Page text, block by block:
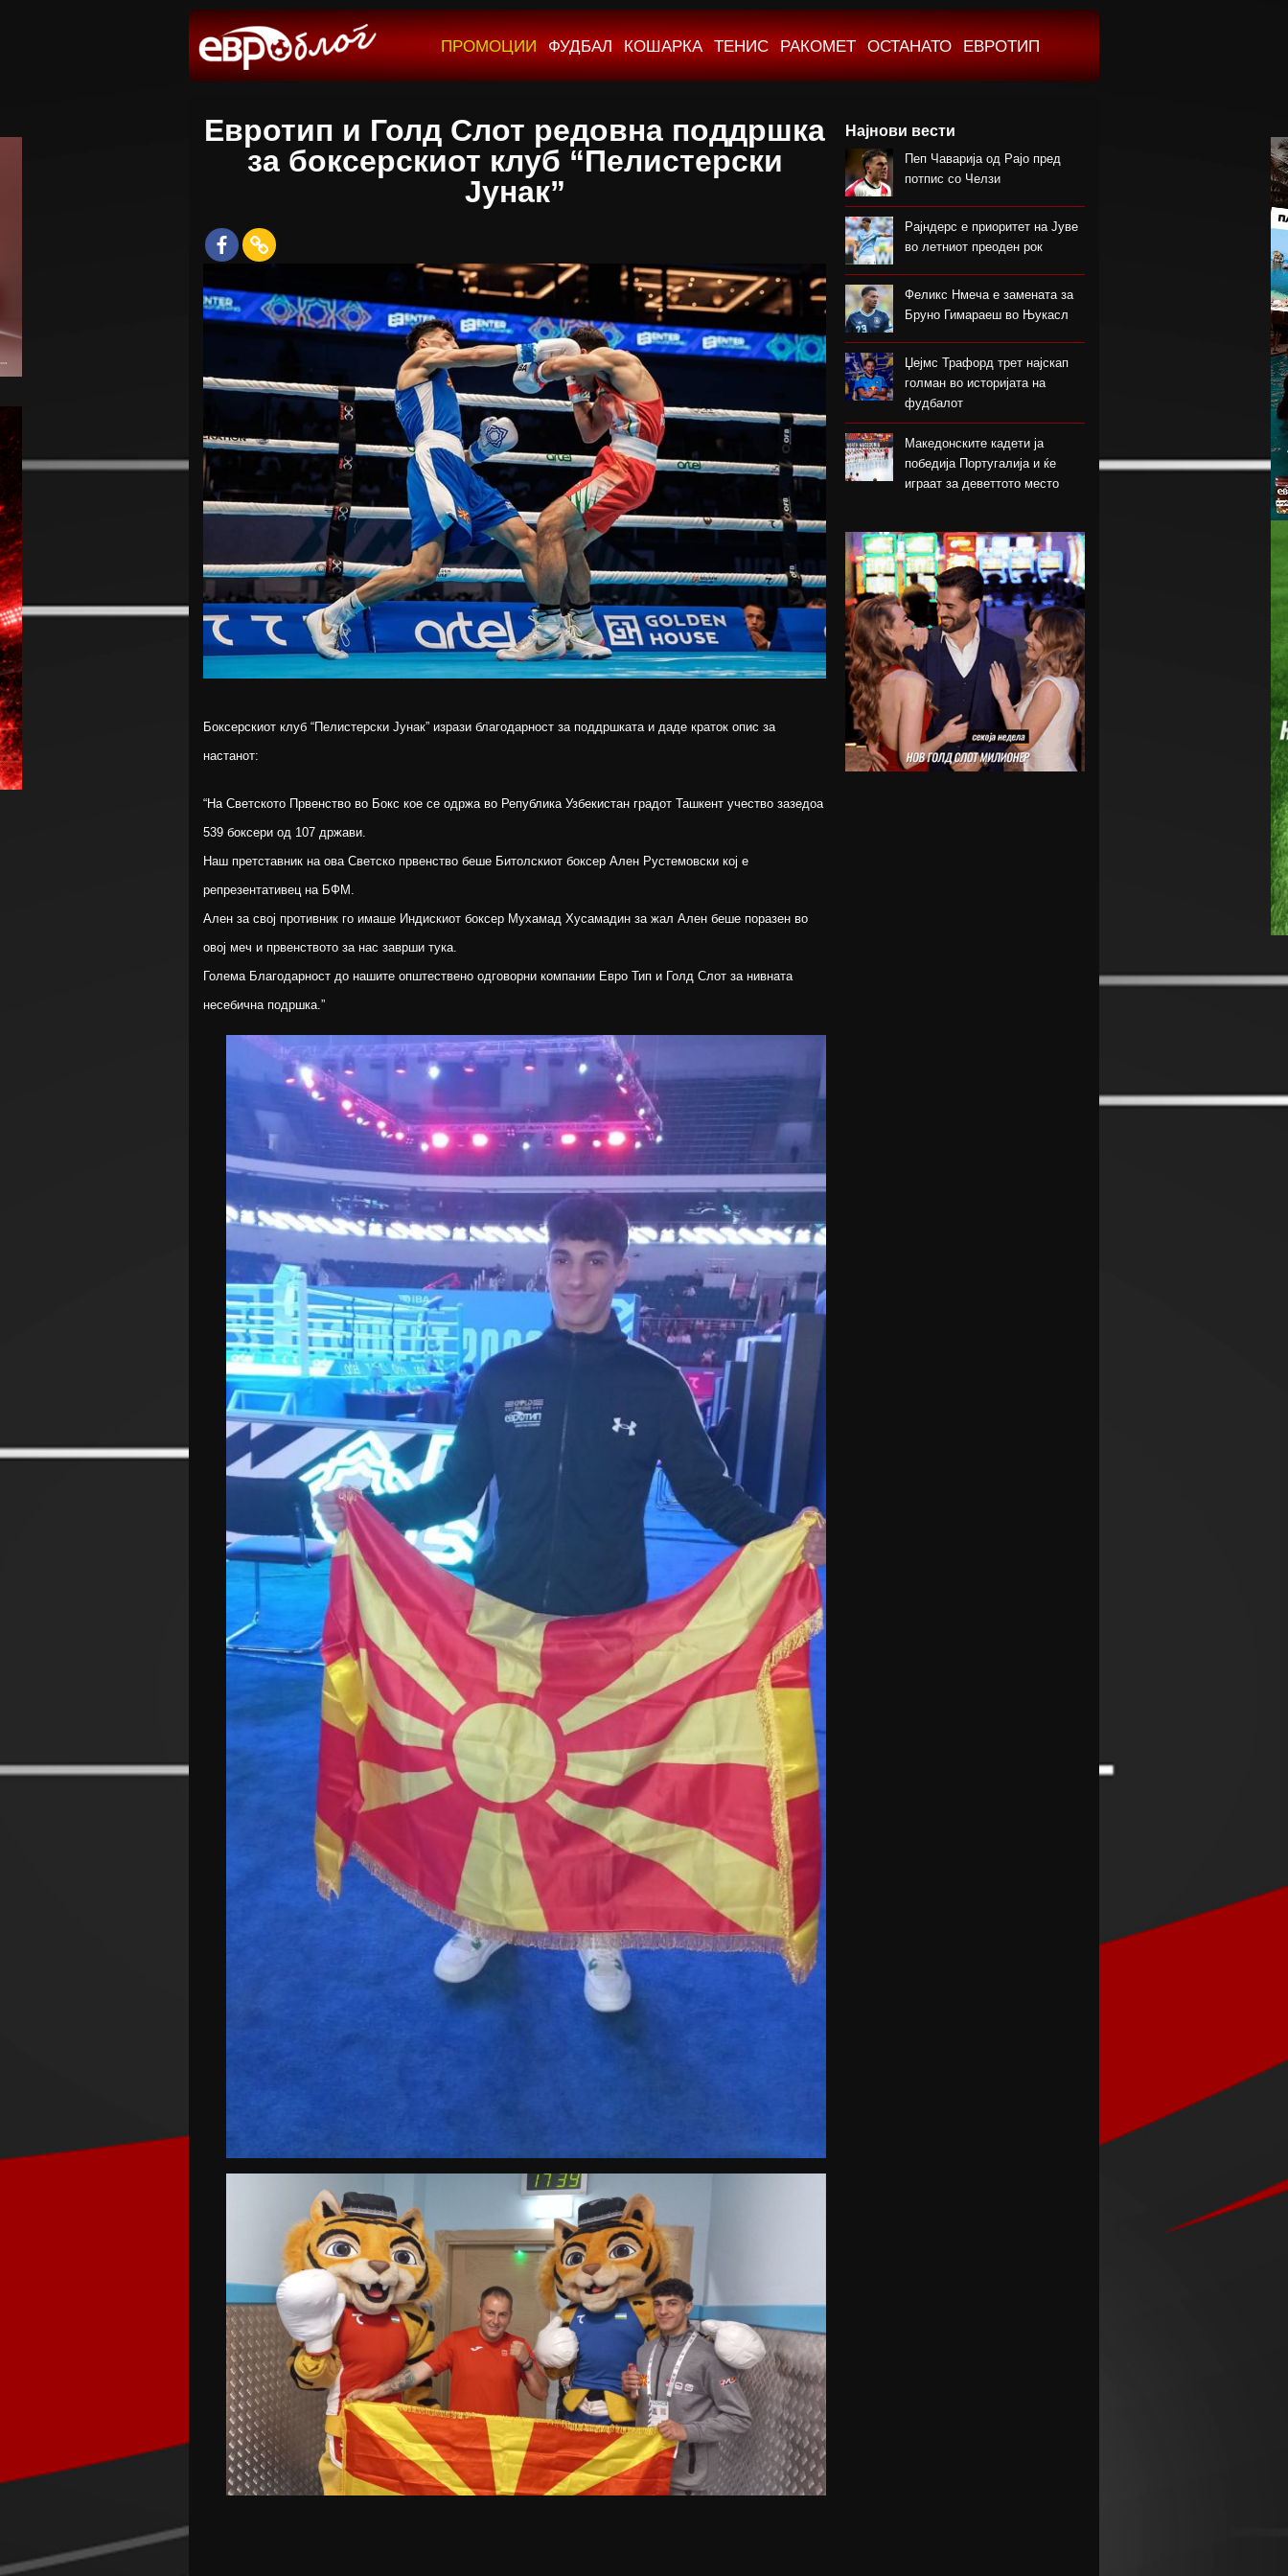
ПРОМОЦИИ ФУДБАЛ КОШАРКА ТЕНИС РАКОМЕТ ОСТАНАТО ЕВРОТИП
Евротип и Голд Слот редовна поддршка
за боксерскиот клуб “Пелистерски
Јунак”
Боксерскиот клуб “Пелистерски Јунак” изрази благодарност за поддршката и даде краток опис за
настанот:
“На Светското Првенство во Бокс кое се одржа во Република Узбекистан градот Ташкент учество зазедоа
539 боксери од 107 држави.
Наш претставник на ова Светско првенство беше Битолскиот боксер Ален Рустемовски кој е
репрезентативец на БФМ.
Ален за свој противник го имаше Индискиот боксер Мухамад Хусамадин за жал Ален беше поразен во
овој меч и првенството за нас заврши тука.
Голема Благодарност до нашите општествено одговорни компании Евро Тип и Голд Слот за нивната
несебична подршка.”
Најнови вести
Пеп Чаварија од Рајо пред
потпис со Челзи
Рајндерс е приоритет на Јуве
во летниот преоден рок
Феликс Нмеча е замената за
Бруно Гимараеш во Њукасл
Џејмс Трафорд трет најскап
голман во историјата на
фудбалот
Македонските кадети ја
победија Португалија и ќе
играат за деветтото место
со младински
репрезентативец
Магнес Аклиуш официјално
претставен во Париз
Мики ван де Вен се согласи
на нов договор со Тотенхем
Лина Ѓорческа го заврши
настапот во Лајпциг